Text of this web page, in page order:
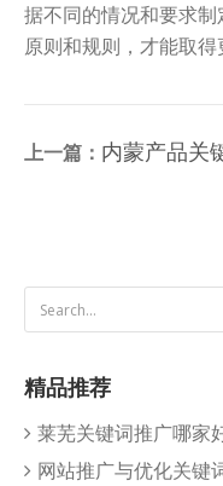
据不同的情况和要求
原则和规则，才能取得
上一篇： 内蒙产品关
精品推荐
莱芜关键词推广哪家
网站推广与优化关键